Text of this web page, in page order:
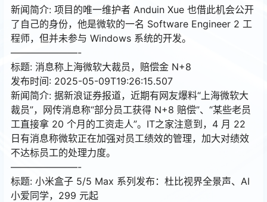
新闻简介: 项目的唯一维护者 Anduin Xue 也借此机会公开
了自己的身份，他是微软的一名 Software Engineer 2 工
程师，但并未参与 Windows 系统的开发。
———————-
标题: 消息称上海微软大裁员，赔偿金 N+8
发布时间: 2025-05-09T19:26:15.507
新闻简介: 据新浪证券报道，近期有网友爆料“上海微软大
裁员”，网传消息称“部分员工获得 N+8 赔偿”、“某些老员
工直接拿 20 个月的工资走人”。IT之家注意到，4 月 22
日有消息称微软正在加强对员工绩效的管理，加大对绩效
不达标员工的处理力度。
———————-
标题: 小米盒子 5/5 Max 系列发布：杜比视界全景声、AI
小爱同学，299 元起